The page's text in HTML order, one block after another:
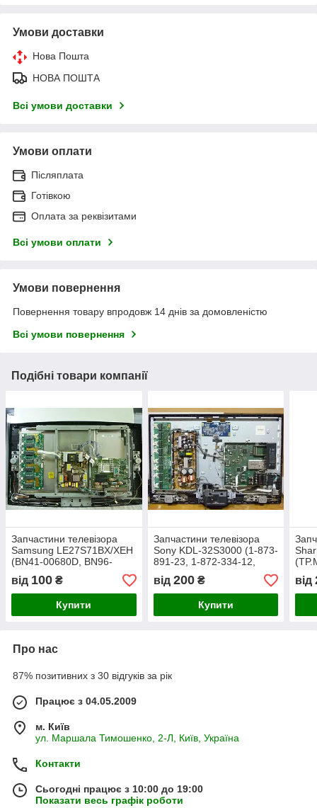
Умови доставки
Нова Пошта
НОВА ПОШТА
Всі умови доставки
Умови оплати
Післяплата
Готівкою
Оплата за реквізитами
Всі умови оплати
Умови повернення
Повернення товару впродовж 14 днів за домовленістю
Всі умови повернення
Подібні товари компанії
Запчастини телевізора
Samsung LE27S71ВX/XEH
(BN41-00680D, BN96-
08058A, 4H.V0708.001/E5,
V270B1-L01-C, BN41-
00711A, BN41-00712A)
від 100 ₴
Купити
Запчастини телевізора
Sony KDL-32S3000 (1-873-
891-23, 1-872-334-12,
4H.V1448.691/D 1-872-
984-11, 1-873-380-11, 1-
872-982-11)
від 200₴
Купити
від
Про нас
87% позитивних з 30 відгуків за рік
Працює з 04.05.2009
м. Київ
ул. Маршала Тимошенко, 2-Л, Київ, Україна
Контакти
Сьогодні працює з 10:00 до 19:00
Показати весь графік роботи